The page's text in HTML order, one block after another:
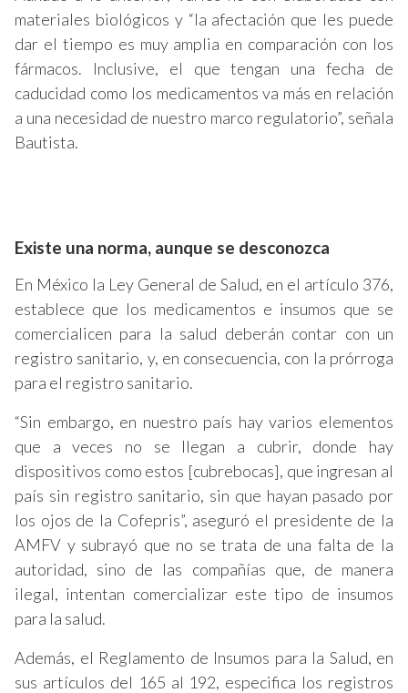
materiales biológicos y “la afectación que les puede
dar el tiempo es muy amplia en comparación con los
fármacos. Inclusive, el que tengan una fecha de
caducidad como los medicamentos va más en relación
a una necesidad de nuestro marco regulatorio”, señala
Bautista.
Existe una norma, aunque se desconozca
En México la Ley General de Salud, en el artículo 376,
establece que los medicamentos e insumos que se
comercialicen para la salud deberán contar con un
registro sanitario, y, en consecuencia, con la prórroga
para el registro sanitario.
“Sin embargo, en nuestro país hay varios elementos
que a veces no se llegan a cubrir, donde hay
dispositivos como estos [cubrebocas], que ingresan al
país sin registro sanitario, sin que hayan pasado por
los ojos de la Cofepris”, aseguró el presidente de la
AMFV y subrayó que no se trata de una falta de la
autoridad, sino de las compañías que, de manera
ilegal, intentan comercializar este tipo de insumos
para la salud.
Además, el Reglamento de Insumos para la Salud, en
sus artículos del 165 al 192, especifica los registros